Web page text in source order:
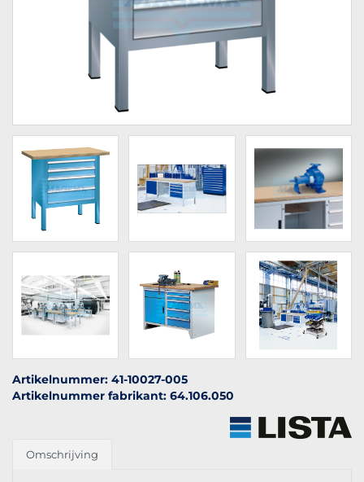
Artikelnummer: 41-10027-005
Artikelnummer fabrikant: 64.106.050
Omschrijving